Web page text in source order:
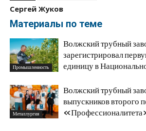
Сергей Жуков
Материалы по теме
Промышленность
Волжский трубный
зарегистрировал
единицу в
Металлургия
Волжский трубный
выпускников второго